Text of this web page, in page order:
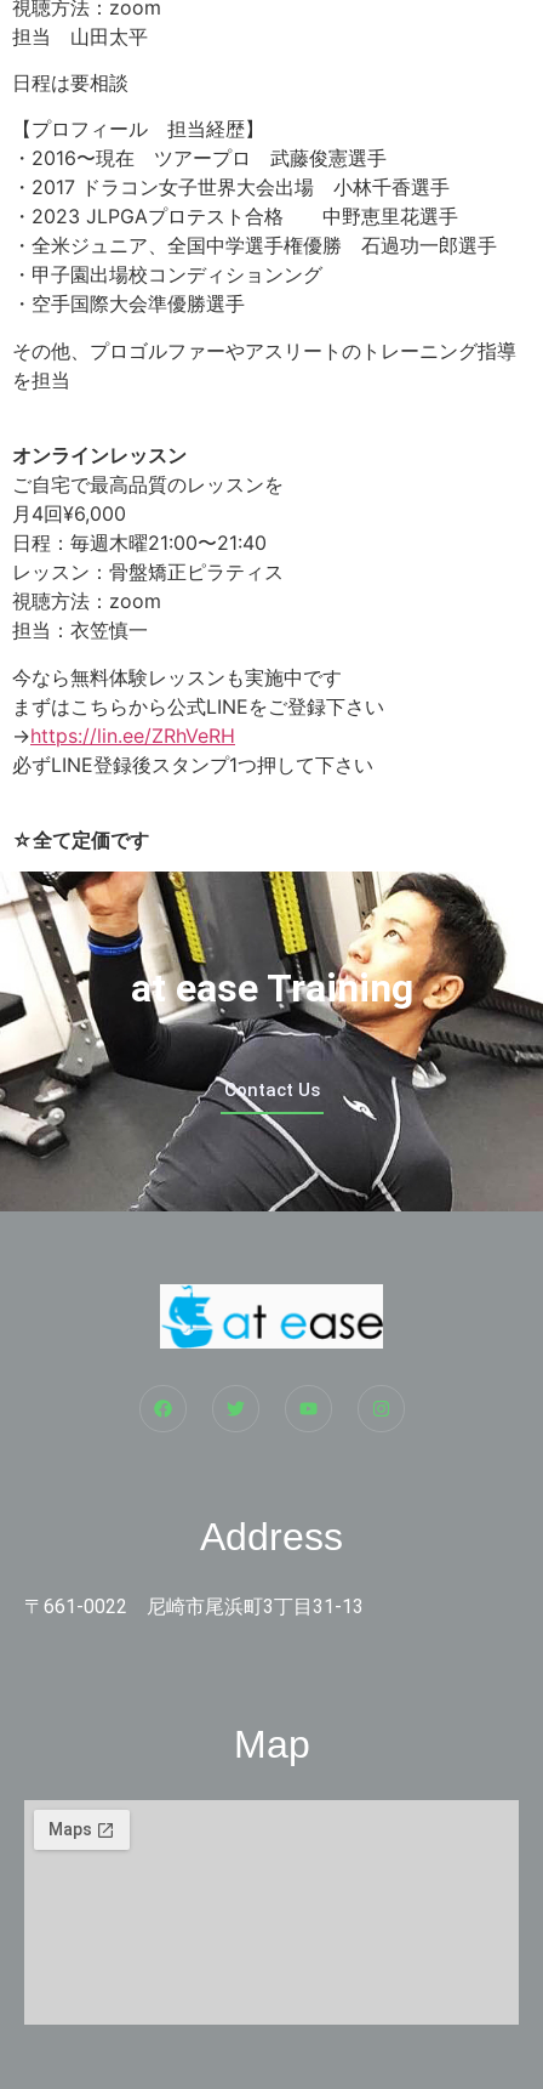
視聴方法：zoom
担当 山田太平
日程は要相談
【プロフィール 担当経歴】
・2016〜現在 ツアープロ 武藤俊憲選手
・2017 ドラコン女子世界大会出場 小林千香選手
・2023 JLPGAプロテスト合格 中野恵里花選手
・全米ジュニア、全国中学選手権優勝 石過功一郎選手
・甲子園出場校コンディションング
・空手国際大会準優勝選手
その他、プロゴルファーやアスリートのトレーニング指導
を担当
オンラインレッスン
ご自宅で最高品質のレッスンを
月4回¥6,000
日程：毎週木曜21:00〜21:40
レッスン：骨盤矯正ピラティス
視聴方法：zoom
担当：衣笠慎一
今なら無料体験レッスンも実施中です
まずはこちらから公式LINEをご登録下さい
→https://lin.ee/ZRhVeRH
必ずLINE登録後スタンプ1つ押して下さい
☆全て定価です
at ease Training
Contact Us
Address
〒661-0022 尼崎市尾浜町3丁目31-13
Map